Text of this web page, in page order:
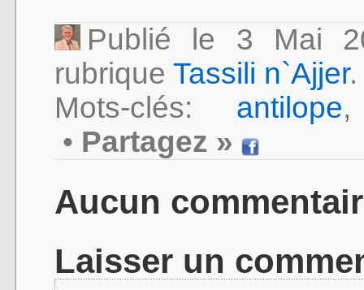
Publié le 3 Mai
rubrique Tassili n`Ajjer.
Mots-clés: antilope
• Partagez »
Aucun
Laisser un